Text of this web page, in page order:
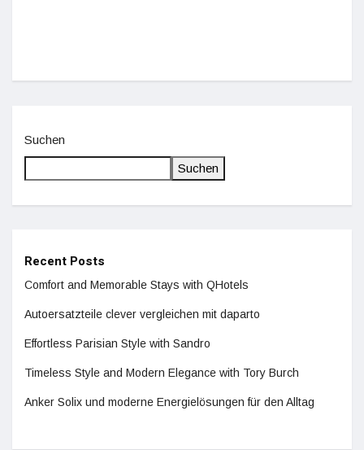
Suchen
Suchen
Recent Posts
Comfort and Memorable Stays with QHotels
Autoersatzteile clever vergleichen mit daparto
Effortless Parisian Style with Sandro
Timeless Style and Modern Elegance with Tory Burch
Anker Solix und moderne Energielösungen für den Alltag